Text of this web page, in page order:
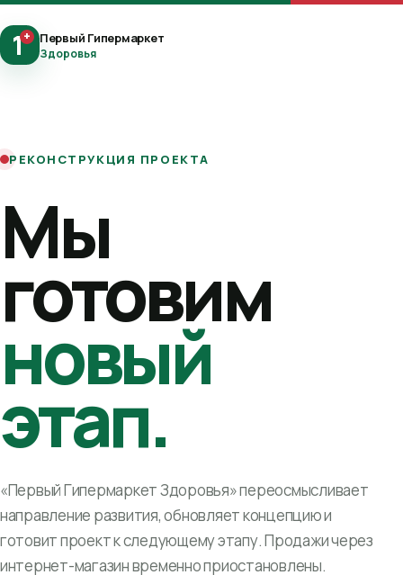
1+ Первый Гипермаркет
Здоровья
РЕКОНСТРУКЦИЯ ПРОЕКТА
Мы
готовим
новый
этап.
«Первый Гипермаркет Здоровья» переосмысливает
направление развития, обновляет концепцию и
готовит проект к следующему этапу. Продажи через
интернет-магазин временно приостановлены.